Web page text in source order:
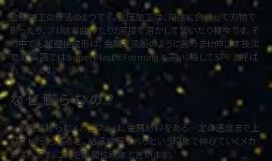
金属加工の技法の１つです。金属加工は、用途に合わせて刃物で
削ったり、プレスで曲げたり、溶接で溶かして繋いだり様々です。そ
の中でも超塑性成形は、金属を風船のように膨らませ伸ばす技法
です。英語ではSuperPlasticFormingと言い、略してSPFと呼ば
れています。
なぜ膨らむの？
一般的に膨らむメカニズムは、金属材料をある一定の温度まで上
昇させ、引っ張ると、 結晶粒界すべりという現象で伸びていくメカ
ニズムです。これを超塑性現象と言います。